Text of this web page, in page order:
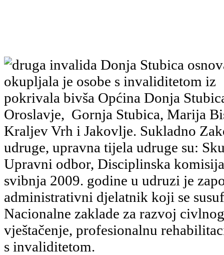
druga invalida Donja Stubica
okupljala je osobe s invaliditetom
pokrivala bivša Općina Donja
Oroslavje, Gornja Stubica, Marija
Kraljev Vrh i Jakovlje. Sukladno
udruge, upravna tijela udruge su:
Upravni odbor, Disciplinska
svibnja 2009. godine u udruzi je
administrativni djelatnik koji se
Nacionalne zaklade za razvoj
vještačenje, profesionalnu
s invaliditetom.